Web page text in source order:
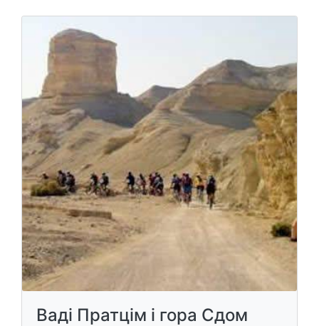
Ваді Пратцім і гора Сдом